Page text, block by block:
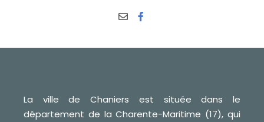
La ville de Chaniers est située dans le
département de la Charente-Maritime (17), qui